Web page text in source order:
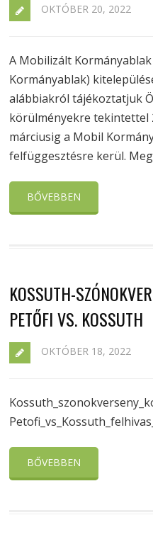
OKTÓBER 20, 2022
A Mobilizált
Kormányablak)
alábbiakról tájékoztatjuk
körülményekre tekintettel
márciusig a Mobil
felfüggesztésre kerül.
BŐVEBBEN
KOSSUTH-
PETŐFI VS. KOSSUTH
OKTÓBER 18, 2022
BŐVEBBEN